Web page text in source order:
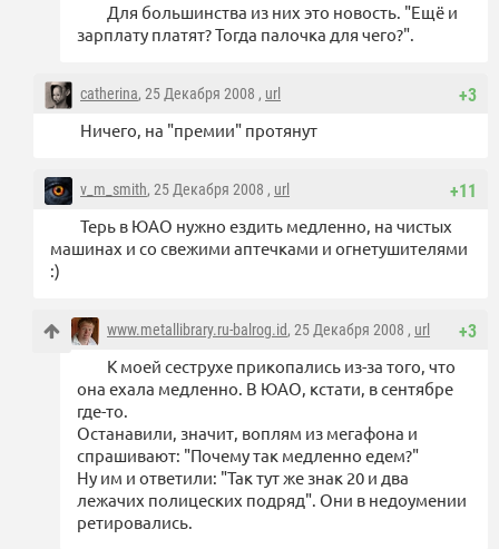
Для большинства из них это новость. "Ещё и
зарплату платят? Тогда палочка для чего?".
+3
catherina, 25 Декабря 2008 , url
Ничего, на "премии" протянут
+11
v_m_smith, 25 Декабря 2008 , url
Терь в ЮАО нужно ездить медленно, на чистых
машинах и со свежими аптечками и огнетушителями
:)
+3
www.metallibrary.ru-balrog.id, 25 Декабря 2008 , url
К моей сеструхе прикопались из-за того, что
она ехала медленно. В ЮАО, кстати, в сентябре
где-то.
Останавили, значит, воплям из мегафона и
спрашивают: "Почему так медленно едем?"
Ну им и ответили: "Так тут же знак 20 и два
лежачих полицеских подряд". Они в недоумении
ретировались.